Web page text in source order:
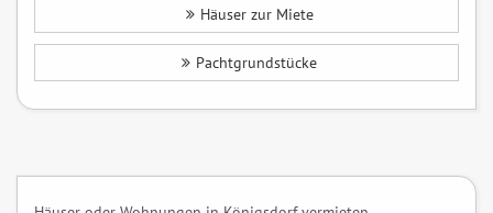
Häuser zur Miete
Pachtgrundstücke